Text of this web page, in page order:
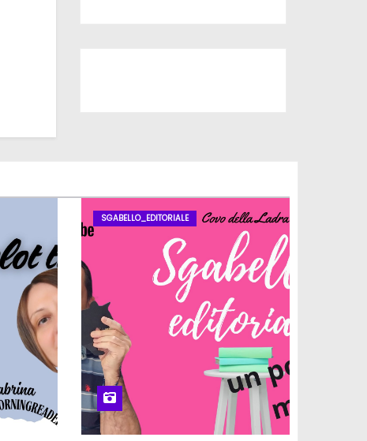
SGABELLO_EDITORIALE